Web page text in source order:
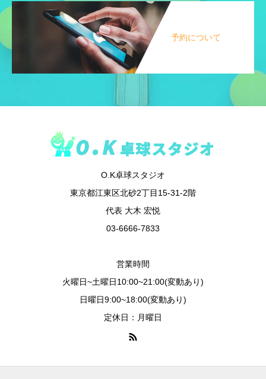
予約について
O.K卓球スタジオ
東京都江東区北砂2丁目15-31-2階
代表 大木 宏悦
03-6666-7833
営業時間
火曜日~土曜日10:00~21:00(変動あり)
日曜日9:00~18:00(変動あり)
定休日：月曜日